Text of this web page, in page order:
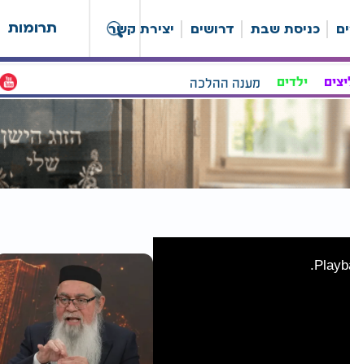
תרומות כניסת שבת דרושים יצירת קשר
ילדים מענה ההלכה